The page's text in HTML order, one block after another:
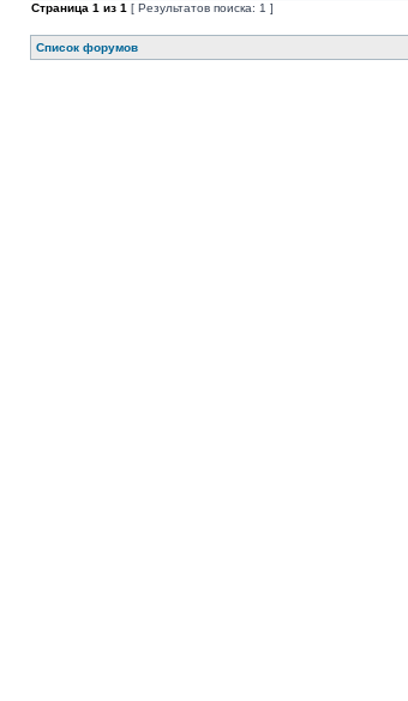
Страница 1 из 1 [ Результатов поиска: 1 ]
Список форумов